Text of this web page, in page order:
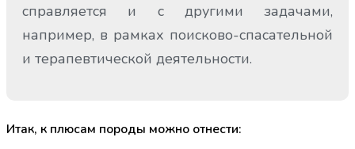
справляется и с другими задачами,
например, в рамках поисково-спасательной
и терапевтической деятельности.
Итак, к плюсам породы можно отнести: